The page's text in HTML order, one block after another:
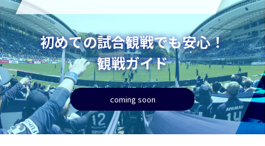
初めての試合観戦でも安心！
観戦ガイド
coming soon